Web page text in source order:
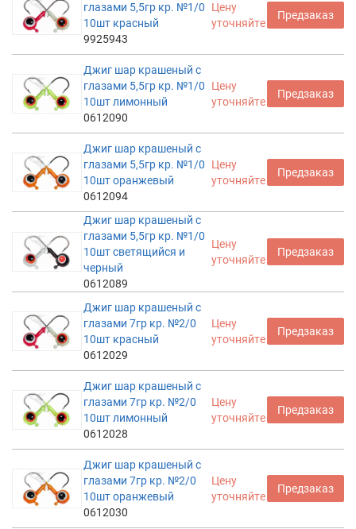
глазами 5,5гр кр. №1/0
10шт красный
9925943
Цену
уточняйте
Предзаказ
Джиг шар крашеный с
глазами 5,5гр кр. №1/0
10шт лимонный
0612090
Цену
уточняйте
Предзаказ
Джиг шар крашеный с
глазами 5,5гр кр. №1/0
10шт оранжевый
0612094
Цену
уточняйте
Предзаказ
Джиг шар крашеный с
глазами 5,5гр кр. №1/0
10шт светящийся и
черный
0612089
Цену
уточняйте
Предзаказ
Джиг шар крашеный с
глазами 7гр кр. №2/0
10шт красный
0612029
Цену
уточняйте
Предзаказ
Джиг шар крашеный с
глазами 7гр кр. №2/0
10шт лимонный
0612028
Цену
уточняйте
Предзаказ
Джиг шар крашеный с
глазами 7гр кр. №2/0
10шт оранжевый
0612030
Цену
уточняйте
Предзаказ